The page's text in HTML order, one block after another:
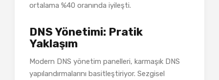
ortalama %40 oranında iyileşti.
DNS Yönetimi: Pratik
Yaklaşım
Modern DNS yönetim panelleri, karmaşık DNS
yapılandırmalarını basitleştiriyor. Sezgisel